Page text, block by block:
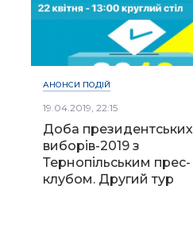
АНОНСИ ПОДІЙ
19.04.2019, 22:15
Доба президентських
виборів-2019 з
Тернопільським прес-
клубом. Другий тур